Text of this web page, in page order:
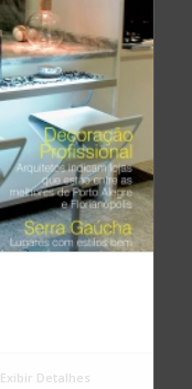
Exibir Detalhes